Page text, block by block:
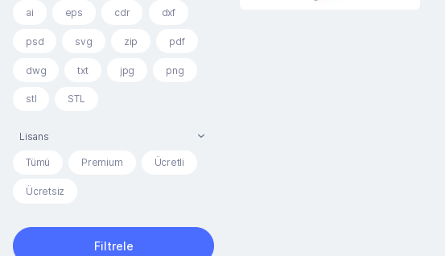
ai eps cdr dxf
psd svg zip pdf
dwg txt jpg png
stl STL
Lisans
Tümü Premium Ücretli
Ücretsiz
Filtrele